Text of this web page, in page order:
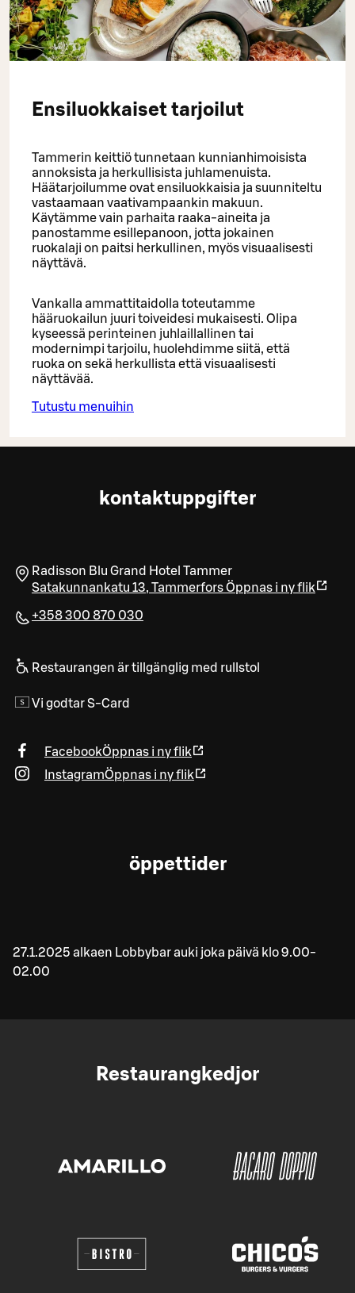
Ensiluokkaiset tarjoilut
Tammerin keittiö tunnetaan kunnianhimoisista
annoksista ja herkullisista juhlamenuista.
Häätarjoilumme ovat ensiluokkaisia ja suunniteltu
vastaamaan vaativampaankin makuun.
Käytämme vain parhaita raaka-aineita ja
panostamme esillepanoon, jotta jokainen
ruokalaji on paitsi herkullinen, myös visuaalisesti
näyttävä.
Vankalla ammattitaidolla toteutamme
hääruokailun juuri toiveidesi mukaisesti. Olipa
kyseessä perinteinen juhlaillallinen tai
modernimpi tarjoilu, huolehdimme siitä, että
ruoka on sekä herkullista että visuaalisesti
näyttävää.
Tutustu menuihin
kontaktuppgifter
Radisson Blu Grand Hotel Tammer
Satakunnankatu 13, TammerforsÖppnas i ny flik
+358 300 870 030
Restaurangen är tillgänglig med rullstol
Vi godtar S-Card
FacebookÖppnas i ny flik
InstagramÖppnas i ny flik
öppettider
27.1.2025 alkaen Lobbybar auki joka päivä klo 9.00-
02.00
Restaurangkedjor